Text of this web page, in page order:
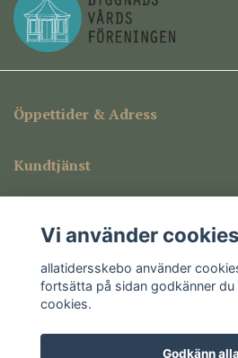
Öppettider & Adress
Kundtjänst
Sociala medier
Vi använder cookies
allatidersskebo använder
fortsätta på sidan godkänner du
cookies.
Godkänn alla